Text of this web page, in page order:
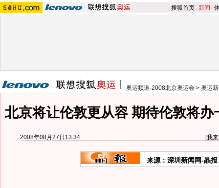
搜狐首页-新闻 -
奥运频道-2008北京奥运会 > 奥运
北京将让伦敦更从容 期待伦敦将办
2008年08月27日13:34 [我
来源：深圳新闻网-晶报